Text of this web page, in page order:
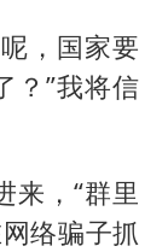
，国家要
？”我将信
来，“群里
络骗子抓